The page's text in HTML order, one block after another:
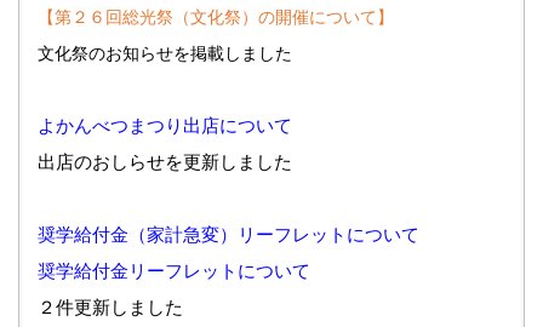
【第２６回総光祭（文化祭）の開催について】
文化祭のお知らせを掲載しました
よかんべつまつり出店について
出店のおしらせを更新しました
奨学給付金（家計急変）リーフレットについて
奨学給付金リーフレットについて
２件更新しました